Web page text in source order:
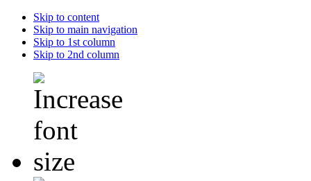
Skip to content
Skip to main navigation
Skip to 1st column
Skip to 2nd column